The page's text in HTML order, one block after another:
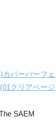
カバーパーフ
クリアベー
SAEM